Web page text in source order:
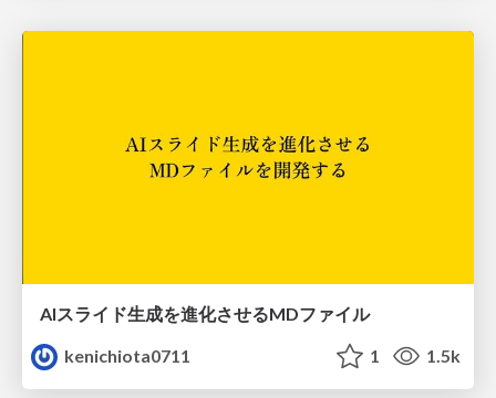
AIスライド生成を進化させるMDファイル
kenichiota0711
1 1.5k